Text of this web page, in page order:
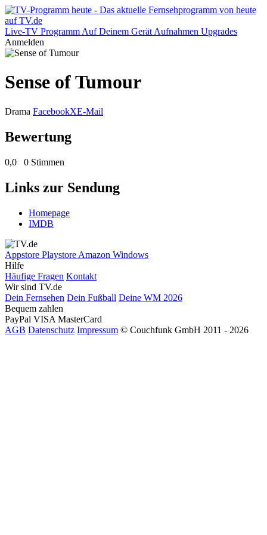
Live-TV Programm Auf Deinem Gerät Aufnahmen Upgrades
Anmelden
Sense of Tumour
Drama FacebookXE-Mail
Bewertung
0,0 0 Stimmen
Links zur Sendung
Homepage
IMDB
Appstore Playstore Amazon Windows
Hilfe
Häufige Fragen Kontakt
Wir sind TV.de
Dein Fernsehen Dein Fußball Deine WM 2026
Bequem zahlen
PayPal VISA MasterCard
AGB Datenschutz Impressum © Couchfunk GmbH 2011 - 2026